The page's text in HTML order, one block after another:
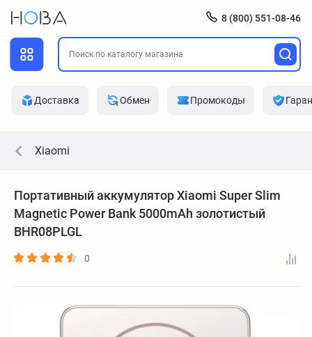
8 (800) 551-08-46
Доставка Обмен Промокоды
Xiaomi
Портативный аккумулятор Xiaomi Super Slim
Magnetic Power Bank 5000mAh золотистый
BHR08PLGL
0